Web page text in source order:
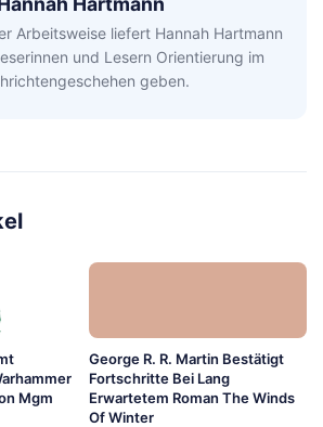
Arbeitsweise liefert Hannah Hartmann
und Lesern Orientierung im
geben.
Mgm
George R. R. Martin Bestätigt
Fortschritte Bei Lang
Erwartetem Roman The Winds
Of Winter